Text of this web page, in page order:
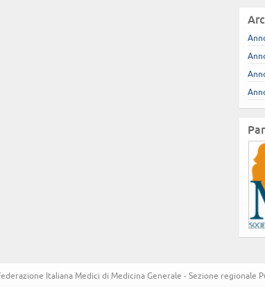
Italiana Medici di Medicina Generale - Sezione regionale